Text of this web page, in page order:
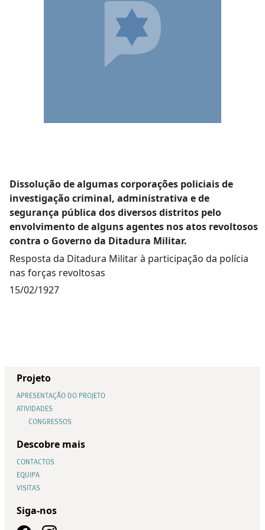
Dissolução de algumas corporações policiais de
investigação criminal, administrativa e de
segurança pública dos diversos distritos pelo
envolvimento de alguns agentes nos atos revoltosos
contra o Governo da Ditadura Militar.
Resposta da Ditadura Militar à participação da polícia
nas forças revoltosas
15/02/1927
Projeto
APRESENTAÇÃO DO PROJETO
ATIVIDADES
CONGRESSOS
Descobre mais
CONTACTOS
EQUIPA
VISITAS
Siga-nos